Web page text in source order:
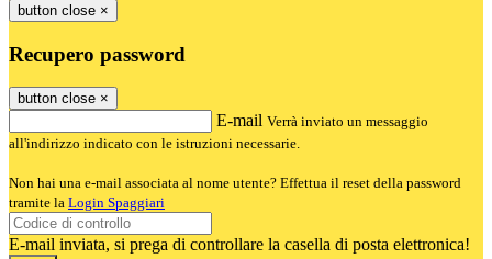
button close ×
Recupero password
button close ×
E-mail Verrà inviato un messaggio
all'indirizzo indicato con le istruzioni necessarie.
Non hai una e-mail associata al nome utente? Effettua il reset della password
tramite la Login Spaggiari
E-mail inviata, si prega di controllare la casella di posta elettronica!